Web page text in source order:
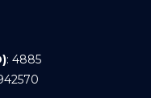
: 4885